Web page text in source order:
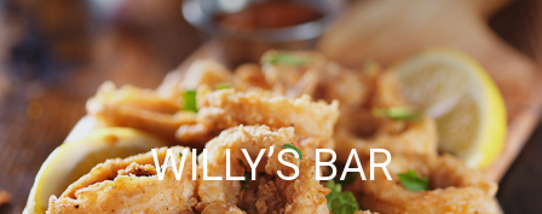
WILLY’S BAR